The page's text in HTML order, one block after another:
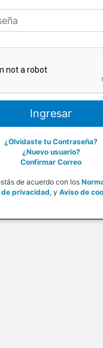
¿Olvidaste tu Contraseña?
¿Nuevo usuario?
Confirmar Correo
de acuerdo con los
privacidad, y Aviso de